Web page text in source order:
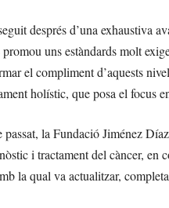
després d’una exhaustiva
uns estàndards molt
el compliment d’aquests
holístic, que posa el focus
passat, la Fundació Jiménez
i tractament del càncer, en
la qual va actualitzar,